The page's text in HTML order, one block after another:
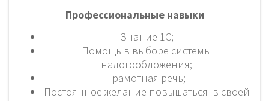
Профессиональные навыки
Знание 1С;
Помощь в выборе системы
налогообложения;
Грамотная речь;
Постоянное желание повышаться в своей